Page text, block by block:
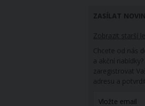
ZASÍLAT
Zobrazit starší
Chcete od nás
a akční
zaregistrovat
adresu a